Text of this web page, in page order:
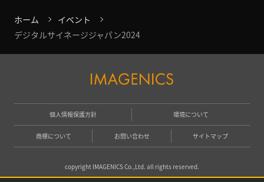
ホーム
イベント
デジタルサイネージジャパン2024
個人情報保護方針 環境について
商標について お問い合わせ サイトマップ
copyright IMAGENICS Co.,Ltd. all rights reserved.